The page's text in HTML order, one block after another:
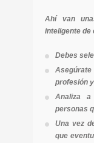
Ahí van
inteligente de
Debes
Asegúrate
profesión
Analiza
personas
Una vez
que